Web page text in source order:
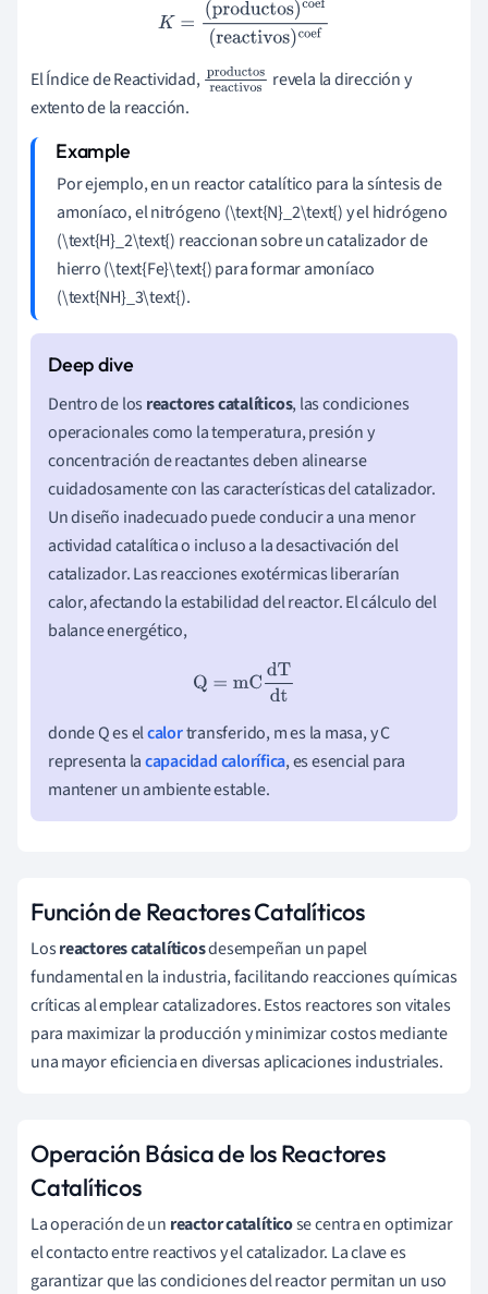
productos)coef(reactivos
El Índice de Reactividad,product revela la dirección y
extento de la reacción.
Por ejemplo, en un reactor catalítico para la síntesis de
amoníaco, el nitrógeno (\text{N}_2\text{) y el hidrógeno
(\text{H}_2\text{) reaccionan sobre un catalizador de
hierro (\text{Fe}\text{) para formar amoníaco
(\text{NH}_3\text{).
Dentro de los reactores catalíticos, las condiciones
operacionales como la temperatura, presión y
concentración de reactantes deben alinearse
cuidadosamente con las características del catalizador.
Un diseño inadecuado puede conducir a una menor
actividad catalítica o incluso a la desactivación del
catalizador. Las reacciones exotérmicas liberarían
calor, afectando la estabilidad del reactor. El cálculo del
balance energético,
Q=mCdTdt
donde Q es elcalortransferido, m es la masa, y C
representa lacapacidad calorífica, es esencial para
mantener un ambiente estable.
Función de Reactores Catalíticos
Losreactores catalíticosdesempeñan un papel
fundamental en la industria, facilitando reacciones químicas
críticas al emplear catalizadores. Estos reactores son vitales
para maximizar la producción y minimizar costos mediante
una mayor eficiencia en diversas aplicaciones industriales.
Operación Básica de los Reactores
Catalíticos
La operación de un reactor catalíticose centra en optimizar
el contacto entre reactivos y el catalizador. La clave es
garantizar que las condiciones del reactor permitan un uso